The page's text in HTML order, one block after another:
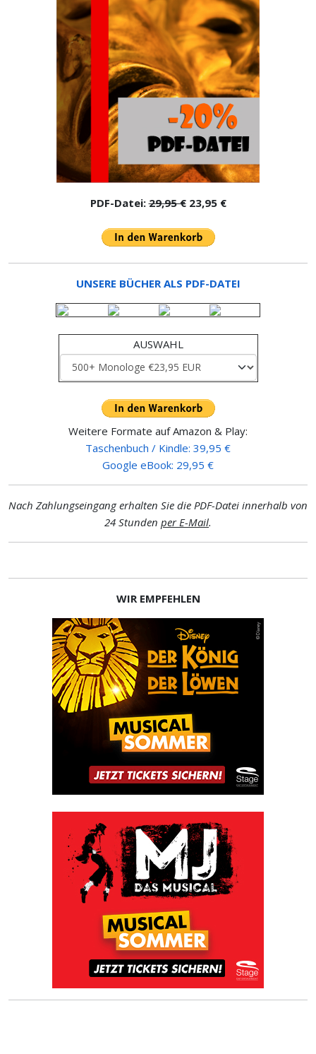
PDF-Datei:29,95 €23,95 €
UNSERE BÜCHER ALS PDF-DATEI
AUSWAHL
Weitere Formate auf Amazon & Play:
Taschenbuch / Kindle: 39,95 €
Google eBook: 29,95 €
Nach Zahlungseingang erhalten Sie die PDF-Datei innerhalb von
24 Stunden per E-Mail.
WIR EMPFEHLEN